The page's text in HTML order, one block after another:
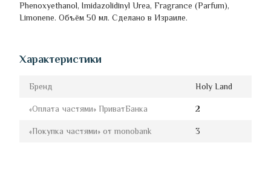
Phenoxyethanol, Imidazolidinyl Urea, Fragrance (Parfum),
Limonene. Объём 50 мл. Сделано в Израиле.
Характеристики
Бренд Holy Land
«Оплата частями» ПриватБанка 2
«Покупка частями» от monobank 3